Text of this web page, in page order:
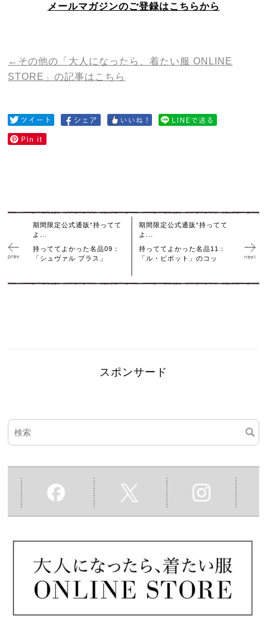
メールマガジンのご登録はこちらから
←その他の「大人になったら、着たい服 ONLINE
STORE」の記事はこちら
期間限定公式通販“持ってて
よ...
持っててよかった名品09：
「シュヴァル プラス」
期間限定公式通販“持ってて
よ...
持っててよかった名品11：
「ル・ピボット」のコッ
スポンサード